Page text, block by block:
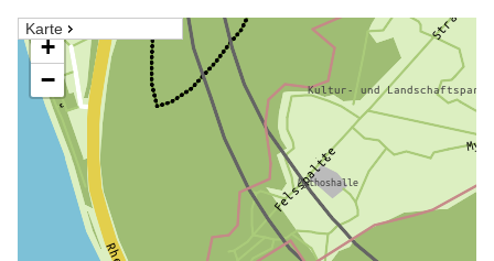
Karte
+
−